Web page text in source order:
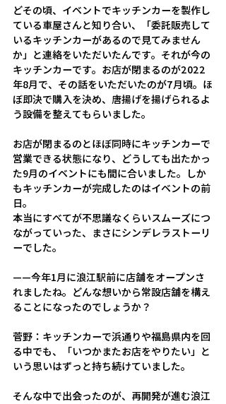
どその頃、イベントでキッチンカーを製作し
ている車屋さんと知り合い、「委託販売して
いるキッチンカーがあるので見てみません
か」と連絡をいただいたんです。それが今の
キッチンカーです。お店が閉まるのが2022
年8月で、その話をいただいたのが7月頃。ほ
ぼ即決で購入を決め、唐揚げを揚げられるよ
う設備を整えてもらいました。
お店が閉まるのとほぼ同時にキッチンカーで
営業できる状態になり、どうしても出たかっ
た9月のイベントにも間に合いました。しか
もキッチンカーが完成したのはイベントの前
日。
本当にすべてが不思議なくらいスムーズにつ
ながっていった、まさにシンデレラストーリ
ーでした。
——今年1月に浪江駅前に店舗をオープンさ
れましたね。どんな想いから常設店舗を構え
ることになったのでしょうか？
菅野：キッチンカーで浜通りや福島県内を回
る中でも、「いつかまたお店をやりたい」と
いう思いはずっと持ち続けていました。
そんな中で出会ったのが、再開発が進む浪江